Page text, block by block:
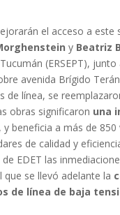
el acceso a
y Beatriz
(ERSEPT),
avenida Brígido
línea, se
obras significaron una
beneficia a más de
de calidad y
EDET las
que se llevó adelante la
de línea de baja